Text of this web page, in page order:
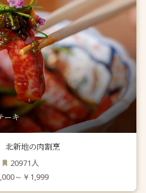
ーキ
北新地の肉割烹
20971 人
～￥1,999